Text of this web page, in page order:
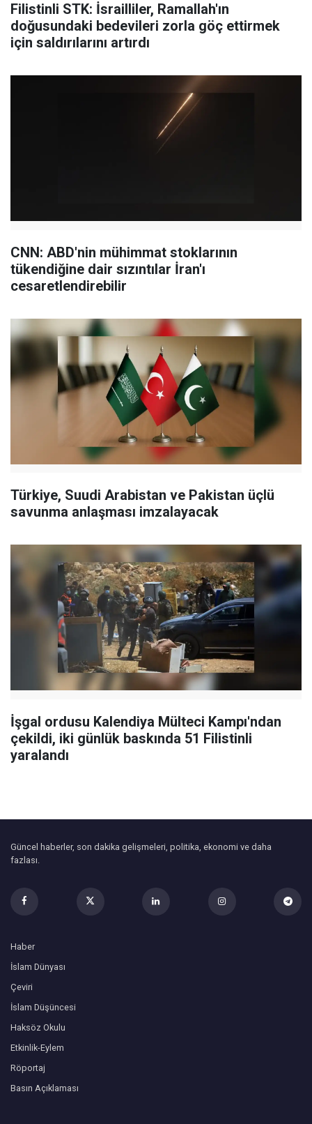
Filistinli STK: İsrailliler, Ramallah'ın
doğusundaki bedevileri zorla göç ettirmek
için saldırılarını artırdı
CNN: ABD'nin mühimmat stoklarının
tükendiğine dair sızıntılar İran'ı
cesaretlendirebilir
Türkiye, Suudi Arabistan ve Pakistan üçlü
savunma anlaşması imzalayacak
İşgal ordusu Kalendiya Mülteci Kampı'ndan
çekildi, iki günlük baskında 51 Filistinli
yaralandı
Güncel haberler, son dakika gelişmeleri, politika, ekonomi ve daha
fazlası.
Haber
İslam Dünyası
Çeviri
İslam Düşüncesi
Haksöz Okulu
Etkinlik-Eylem
Röportaj
Basın Açıklaması